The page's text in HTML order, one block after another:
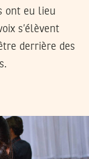
ont eu lieu
s’élèvent
derrière des